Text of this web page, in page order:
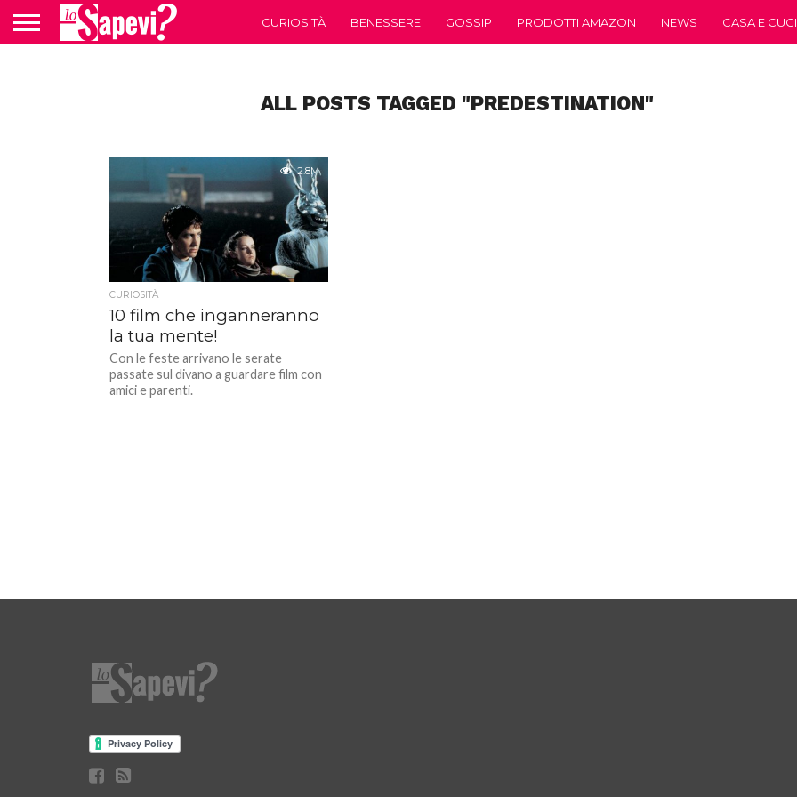
CURIOSITÀ BENESSERE GOSSIP PRODOTTI AMAZON NEWS CASA E
ALL POSTS TAGGED "PREDESTINATION"
2.8M
CURIOSITÀ
10 film che inganneranno
la tua mente!
Con le feste arrivano le serate
passate sul divano a guardare film con
amici e parenti.